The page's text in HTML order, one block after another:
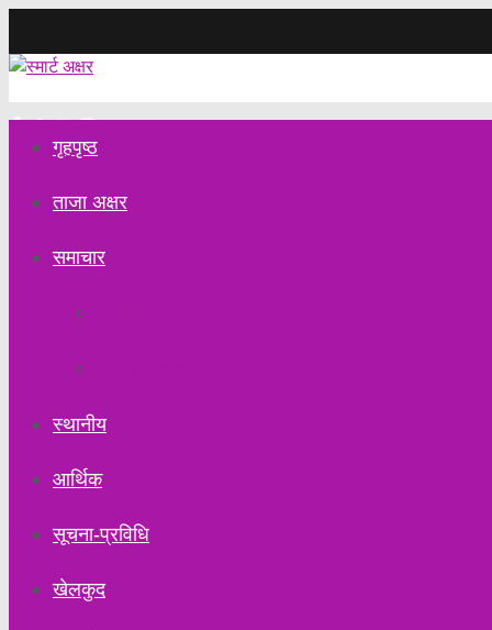
Saturday, August 1, 2026
गृहपृष्ठ
ताजा अक्षर
समाचार
स्थानीय
आर्थिक
सूचना-प्रविधि
खेलकुद